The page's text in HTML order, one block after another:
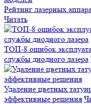
Рейтинг лазерных
Читать
ТОП-8 ошибок
службы диодного лазера
Удаление цветных
эффективные решения